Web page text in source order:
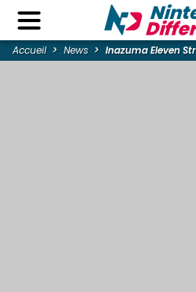
Accueil News Inazuma Eleven